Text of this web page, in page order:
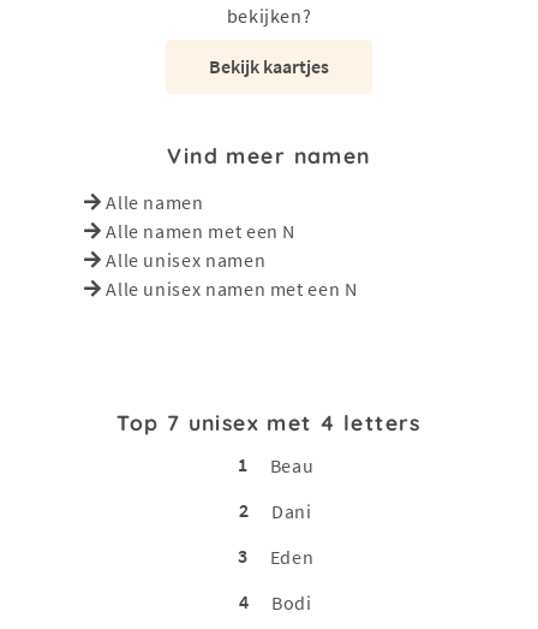
bekijken?
Bekijk kaartjes
Vind meer namen
Alle namen
Alle namen met een N
Alle unisex namen
Alle unisex namen met een N
Top 7 unisex met 4 letters
1
Beau
2
Dani
3
Eden
4
Bodi